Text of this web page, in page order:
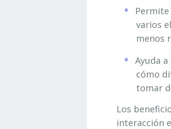
varios
menos
Ayuda
cómo
tomar
Los
interacción